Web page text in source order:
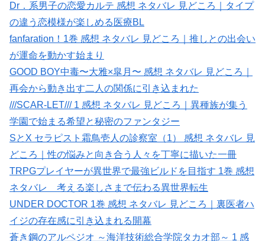
Dr．系男子の恋愛カルテ 感想 ネタバレ 見どころ｜タイプ
の違う恋模様が楽しめる医療BL
fanfaration！1巻 感想 ネタバレ 見どころ｜推しとの出会い
が運命を動かす始まり
GOOD BOY中毒〜大雅×皐月〜 感想 ネタバレ 見どころ｜
再会から動き出す二人の関係に引き込まれた
///SCAR-LET/// 1 感想 ネタバレ 見どころ｜異種族が集う
学園で始まる希望と秘密のファンタジー
SとX セラピスト霜鳥壱人の診察室（1） 感想 ネタバレ 見
どころ｜性の悩みと向き合う人々を丁寧に描いた一冊
TRPGプレイヤーが異世界で最強ビルドを目指す 1巻 感想
ネタバレ 考える楽しさまで伝わる異世界転生
UNDER DOCTOR 1巻 感想 ネタバレ 見どころ｜裏医者ハ
イジの存在感に引き込まれる開幕
蒼き鋼のアルペジオ ～海洋技術総合学院タカオ部～ 1 感